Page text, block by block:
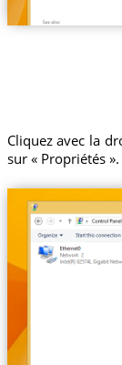
Cliquez avec la
sur « Propriétés ».